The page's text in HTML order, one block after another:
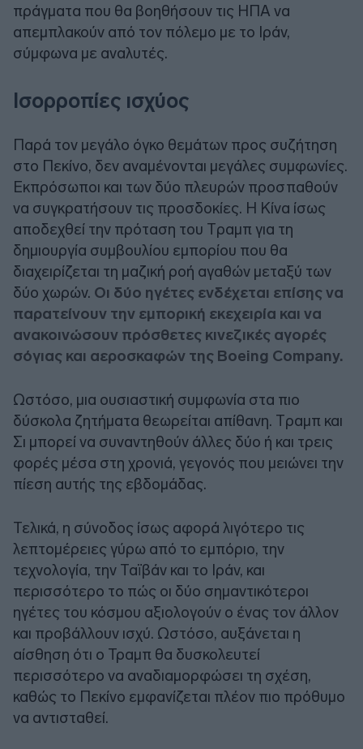
πράγματα που θα βοηθήσουν τις ΗΠΑ να
απεμπλακούν από τον πόλεμο με το Ιράν,
σύμφωνα με αναλυτές.
Ισορροπίες ισχύος
Παρά τον μεγάλο όγκο θεμάτων προς συζήτηση
στο Πεκίνο, δεν αναμένονται μεγάλες συμφωνίες.
Εκπρόσωποι και των δύο πλευρών προσπαθούν
να συγκρατήσουν τις προσδοκίες. Η Κίνα ίσως
αποδεχθεί την πρόταση του Tραμπ για τη
δημιουργία συμβουλίου εμπορίου που θα
διαχειρίζεται τη μαζική ροή αγαθών μεταξύ των
δύο χωρών. Οι δύο ηγέτες ενδέχεται επίσης να
παρατείνουν την εμπορική εκεχειρία και να
ανακοινώσουν πρόσθετες κινεζικές αγορές
σόγιας και αεροσκαφών της Boeing Company.
Ωστόσο, μια ουσιαστική συμφωνία στα πιο
δύσκολα ζητήματα θεωρείται απίθανη. Tραμπ και
Σι μπορεί να συναντηθούν άλλες δύο ή και τρεις
φορές μέσα στη χρονιά, γεγονός που μειώνει την
πίεση αυτής της εβδομάδας.
Τελικά, η σύνοδος ίσως αφορά λιγότερο τις
λεπτομέρειες γύρω από το εμπόριο, την
τεχνολογία, την Ταϊβάν και το Ιράν, και
περισσότερο το πώς οι δύο σημαντικότεροι
ηγέτες του κόσμου αξιολογούν ο ένας τον άλλον
και προβάλλουν ισχύ. Ωστόσο, αυξάνεται η
αίσθηση ότι ο Τραμπ θα δυσκολευτεί
περισσότερο να αναδιαμορφώσει τη σχέση,
καθώς το Πεκίνο εμφανίζεται πλέον πιο πρόθυμο
να αντισταθεί.